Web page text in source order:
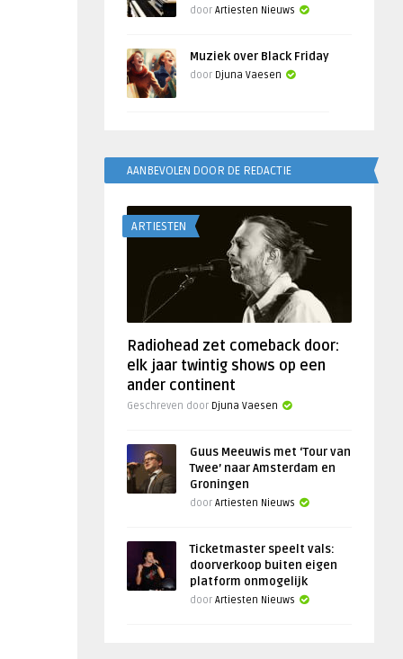
door Artiesten Nieuws
Muziek over Black Friday
door Djuna Vaesen
AANBEVOLEN DOOR DE REDACTIE
ARTIESTEN
Radiohead zet comeback door:
elk jaar twintig shows op een
ander continent
Geschreven door Djuna Vaesen
Guus Meeuwis met ‘Tour van
Twee’ naar Amsterdam en
Groningen
door Artiesten Nieuws
Ticketmaster speelt vals:
doorverkoop buiten eigen
platform onmogelijk
door Artiesten Nieuws